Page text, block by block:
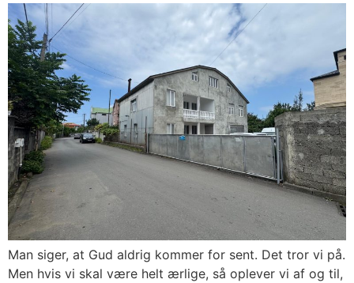
Man siger, at Gud aldrig kommer for sent. Det tror vi på.
Men hvis vi skal være helt ærlige, så oplever vi af og til,